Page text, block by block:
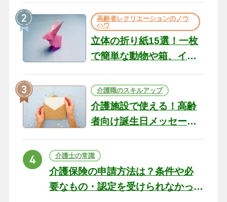
の現場から（22）
高齢者レクリエーションのノウ
ハウ
立体の折り紙15選！一枚
で簡単な動物や箱、イン
介護職のスキルアップ
介護施設で使える！高齢
者向け誕生日メッセージ
ト
介護士の常識
介護保険の申請方法は？条件や必
要なもの・認定を受けられなかっ